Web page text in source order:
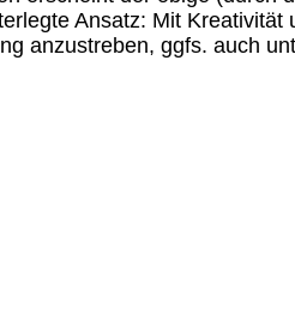
Ansatz: Mit Kreativität
anzustreben, ggfs. auch